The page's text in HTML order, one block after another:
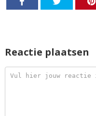
Reactie plaatsen